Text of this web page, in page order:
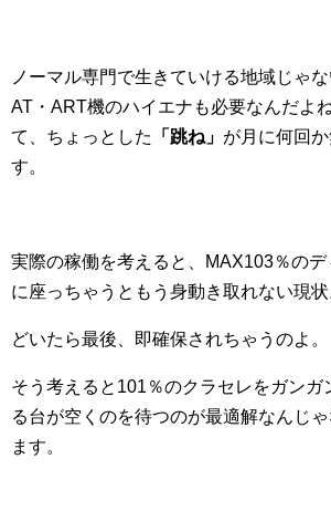
ノーマル専門で生きていける地域じゃ
AT・ART機のハイエナも必要なんだよ
て、ちょっとした
「跳ね」 が月に何回
す。
実際の稼働を考えると、MAX103％の
に座っちゃうともう身動き取れない現状
どいたら最後、即確保されちゃうのよ。
そう考えると101％のクラセレをガンガ
る台が空くのを待つのが最適解なんじ
ます。